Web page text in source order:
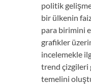
politik
bir ülkenin
para birimini
grafikler
incelemekle
trend çizgileri
temelini